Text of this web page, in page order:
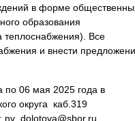
в форме
образования
теплоснабжения). Все
и внести
по 06 мая 2025 года в
округа каб.319
nv_dolotova@sbor.ru